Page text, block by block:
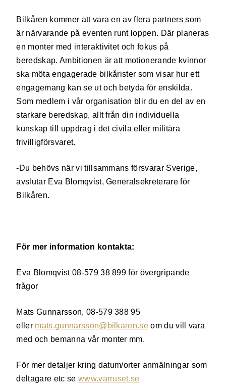
Bilkåren kommer att vara en av flera partners som
är närvarande på eventen runt loppen. Där planeras
en monter med interaktivitet och fokus på
beredskap. Ambitionen är att motionerande kvinnor
ska möta engagerade bilkårister som visar hur ett
engagemang kan se ut och betyda för enskilda.
Som medlem i vår organisation blir du en del av en
starkare beredskap, allt från din individuella
kunskap till uppdrag i det civila eller militära
frivilligförsvaret.
-Du behövs när vi tillsammans försvarar Sverige,
avslutar Eva Blomqvist, Generalsekreterare för
Bilkåren.
För mer information kontakta:
Eva Blomqvist 08-579 38 899 för övergripande
frågor
Mats Gunnarsson, 08-579 388 95
eller mats.gunnarsson@bilkaren.se om du vill vara
med och bemanna vår monter mm.
För mer detaljer kring datum/orter anmälningar som
deltagare etc se www.varruset.se